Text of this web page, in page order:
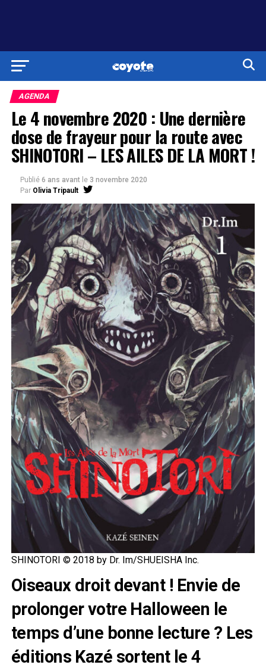
AGENDA
Le 4 novembre 2020 : Une dernière
dose de frayeur pour la route avec
SHINOTORI – LES AILES DE LA MORT !
Publié 6 ans avant le 3 novembre 2020
Par Olivia Tripault
SHINOTORI © 2018 by Dr. Im/SHUEISHA Inc.
Oiseaux droit devant ! Envie de
prolonger votre Halloween le
temps d’une bonne lecture ? Les
éditions Kazé sortent le 4